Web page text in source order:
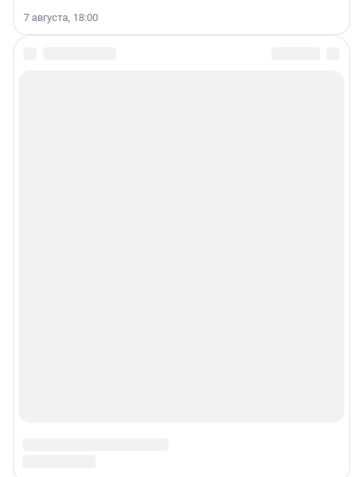
7 августа, 18:00